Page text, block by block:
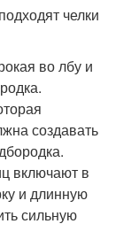
челки
во лбу и
создавать
включают в
и длинную
сильную